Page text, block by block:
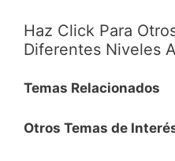
Haz Click Para
Diferentes Niveles
Temas Relacionados
Otros Temas de